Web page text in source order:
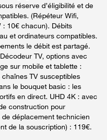
réserve d’éligibilité et de
(Répéteur Wifi,
: 10€ chacun). Débits
et ordinateurs compatibles.
le débit est partagé.
TV, options avec
sur mobile et tablette :
TV susceptibles
le bouquet basic : les
en direct. UHD 4K : avec
construction pour
déplacement technicien
de la souscription) : 119€.